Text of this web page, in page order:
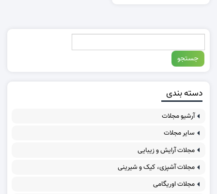
دسته بندی
آرشیو مجلات
سایر مجلات
مجلات آرایش و زیبایی
مجلات آشپزی، کیک و شیرینی
مجلات اوریگامی